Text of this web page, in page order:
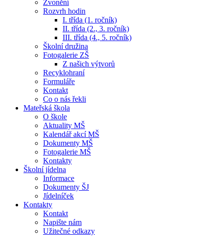
Zvonění
Rozvrh hodin
I. třída (1. ročník)
II. třída (2., 3. ročník)
III. třída (4., 5. ročník)
Školní družina
Fotogalerie ZŠ
Z našich výtvorů
Recyklohraní
Formuláře
Kontakt
Co o nás řekli
Mateřská škola
O škole
Aktuality MŠ
Kalendář akcí MŠ
Dokumenty MŠ
Fotogalerie MŠ
Kontakty
Školní jídelna
Informace
Dokumenty ŠJ
Jídelníček
Kontakty
Kontakt
Napište nám
Užitečné odkazy